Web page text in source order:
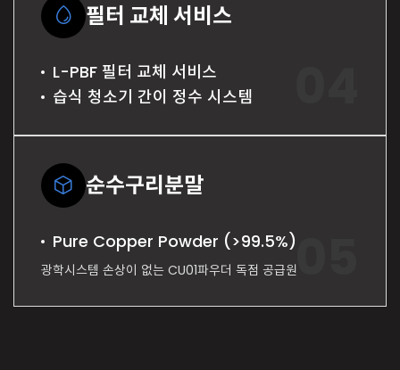
필터 교체 서비스
L-PBF 필터 교체 서비스
습식 청소기 간이 정수 시스템
순수구리분말
Pure Copper Powder (>99.5%)
광학시스템 손상이 없는 CU01파우더 독점 공급원